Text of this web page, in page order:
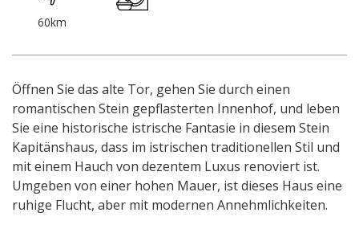
60km
Öffnen Sie das alte Tor, gehen Sie durch einen
romantischen Stein gepflasterten Innenhof, und leben
Sie eine historische istrische Fantasie in diesem Stein
Kapitänshaus, dass im istrischen traditionellen Stil und
mit einem Hauch von dezentem Luxus renoviert ist.
Umgeben von einer hohen Mauer, ist dieses Haus eine
ruhige Flucht, aber mit modernen Annehmlichkeiten.